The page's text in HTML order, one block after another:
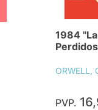
1984
ORWELL,
PVP.